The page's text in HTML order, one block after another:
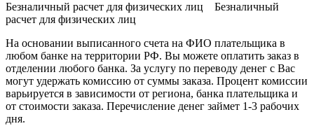
Безналичный расчет для физических лиц Безналичный
расчет для физических лиц
На основании выписанного счета на ФИО плательщика в
любом банке на территории РФ. Вы можете оплатить заказ в
отделении любого банка. За услугу по переводу денег с Вас
могут удержать комиссию от суммы заказа. Процент комиссии
варьируется в зависимости от региона, банка плательщика и
от стоимости заказа. Перечисление денег займет 1-3 рабочих
дня.